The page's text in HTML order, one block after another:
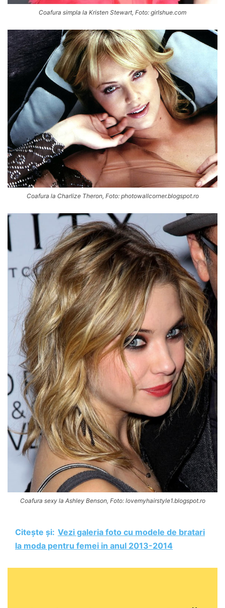
Coafura simpla la Kristen Stewart, Foto: girlshue.com
Coafura la Charlize Theron, Foto: photowallcorner.blogspot.ro
Coafura sexy la Ashley Benson, Foto: lovemyhairstyle1.blogspot.ro
Citește și: Vezi galeria foto cu modele de bratari
la moda pentru femei in anul 2013-2014